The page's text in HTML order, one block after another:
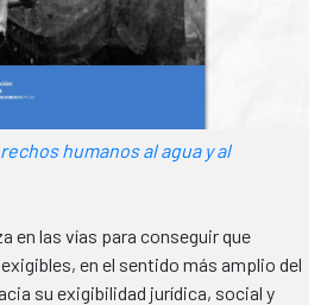
humanos al agua y al
en las vías para conseguir que
en el sentido más amplio del
su exigibilidad jurídica, social y